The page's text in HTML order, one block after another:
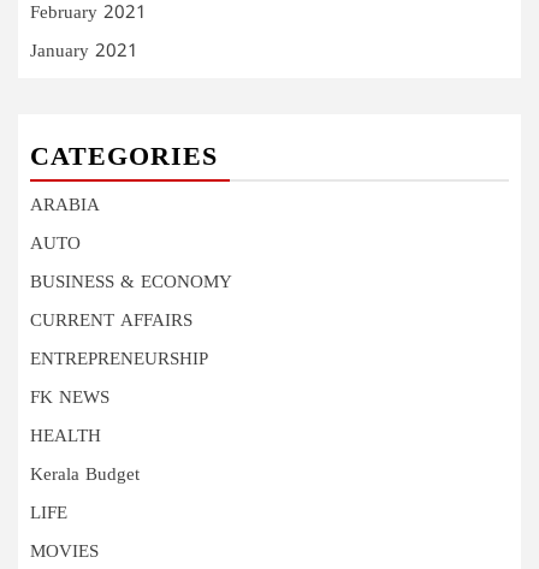
February 2021
January 2021
CATEGORIES
ARABIA
AUTO
BUSINESS & ECONOMY
CURRENT AFFAIRS
ENTREPRENEURSHIP
FK NEWS
HEALTH
Kerala Budget
LIFE
MOVIES